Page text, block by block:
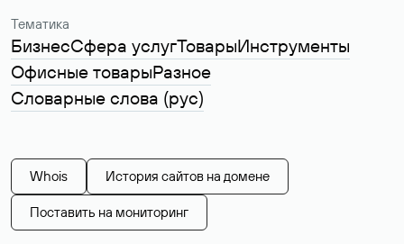
Тематика
БизнесСфера услугТоварыИнструменты
Офисные товарыРазное
Словарные слова (рус)
Whois История сайтов на домене
Поставить на мониторинг